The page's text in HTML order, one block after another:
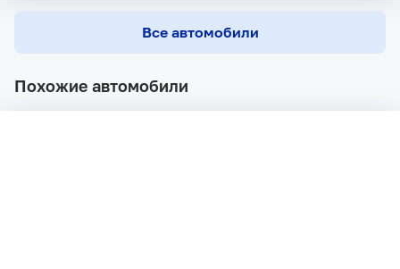
Все автомобили
Похожие автомобили